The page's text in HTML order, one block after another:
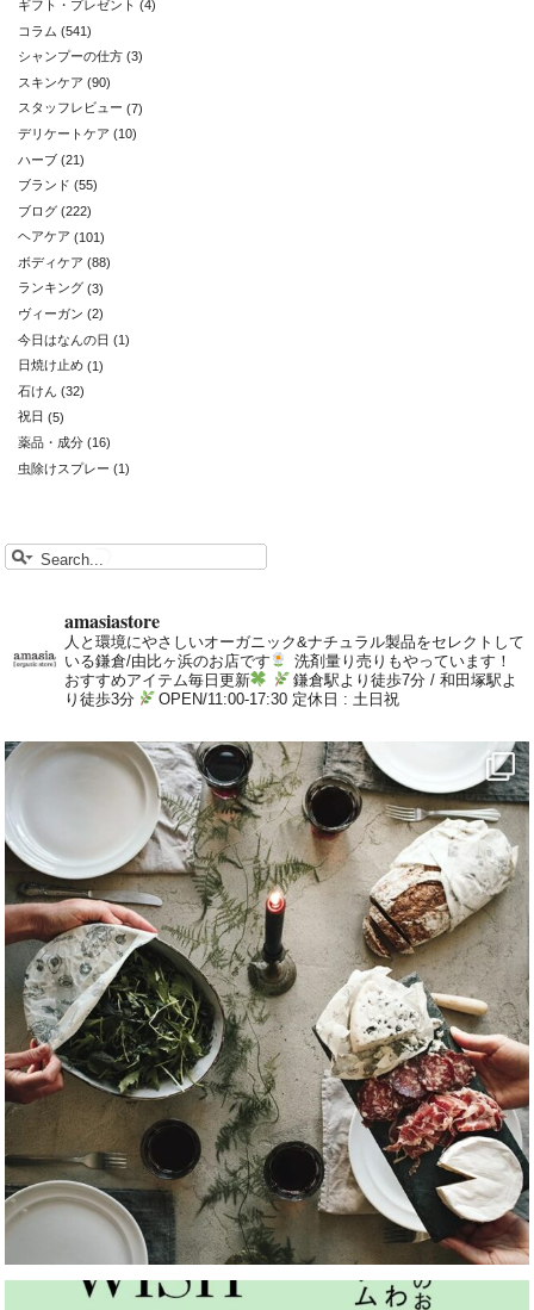
ギフト・プレゼント (4)
コラム (541)
シャンプーの仕方 (3)
スキンケア (90)
スタッフレビュー (7)
デリケートケア (10)
ハーブ (21)
ブランド (55)
ブログ (222)
ヘアケア (101)
ボディケア (88)
ランキング (3)
ヴィーガン (2)
今日はなんの日 (1)
日焼け止め (1)
石けん (32)
祝日 (5)
薬品・成分 (16)
虫除けスプレー (1)
amasiastore
人と環境にやさしいオーガニック&ナチュラル製品をセレクトして
いる鎌倉/由比ヶ浜のお店です
洗剤量り売りもやっています！
おすすめアイテム毎日更新
鎌倉駅より徒歩7分 / 和田塚駅よ
り徒歩3分
OPEN/11:00-17:30 定休日 : 土日祝